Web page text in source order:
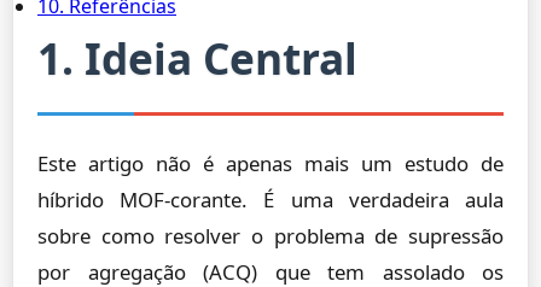
10. Referências
1. Ideia Central
Este artigo não é apenas mais um estudo de
híbrido MOF-corante. É uma verdadeira aula
sobre como resolver o problema de supressão
por agregação (ACQ) que tem assolado os